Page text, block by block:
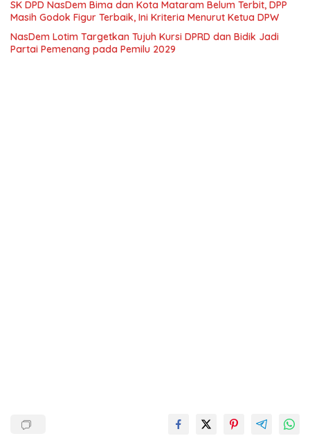
SK DPD NasDem Bima dan Kota Mataram Belum Terbit, DPP
Masih Godok Figur Terbaik, Ini Kriteria Menurut Ketua DPW
NasDem Lotim Targetkan Tujuh Kursi DPRD dan Bidik Jadi
Partai Pemenang pada Pemilu 2029